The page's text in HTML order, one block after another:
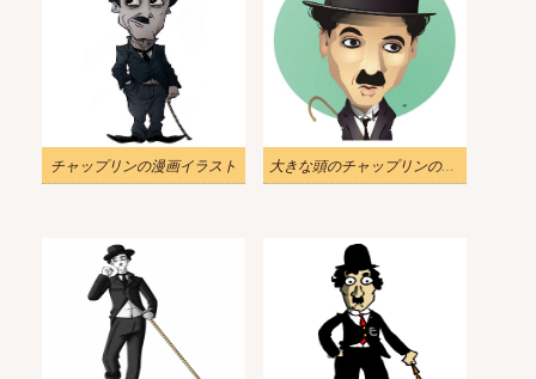
チャップリンの漫画イラスト 大きな頭のチャップリンのイラスト